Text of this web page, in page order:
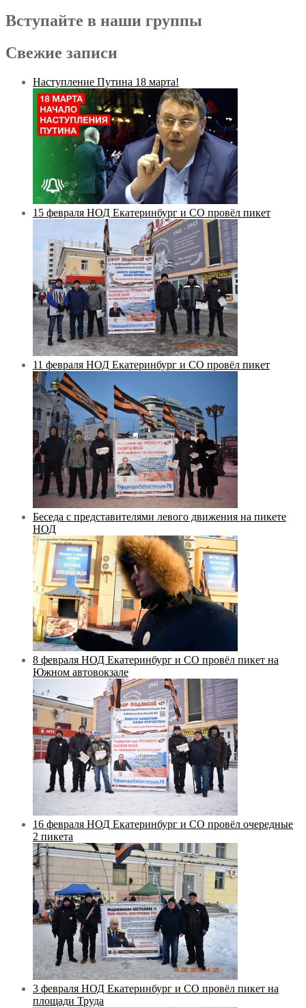
Вступайте в наши группы
Свежие записи
Наступление Путина 18 марта!
15 февраля НОД Екатеринбург и СО провёл пикет
11 февраля НОД Екатеринбург и СО провёл пикет
Беседа с представителями левого движения на пикете
НОД
8 февраля НОД Екатеринбург и СО провёл пикет на
Южном автовокзале
16 февраля НОД Екатеринбург и СО провёл очередные
2 пикета
3 февраля НОД Екатеринбург и СО провёл пикет на
площади Труда